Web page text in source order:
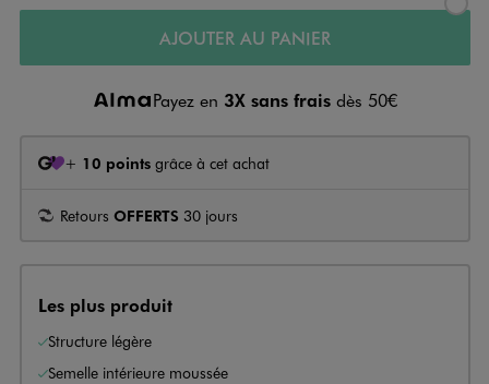
AJOUTER AU PANIER
Payez en 3X sans frais dès 50€
+ 10 points grâce à cet achat
Retours OFFERTS 30 jours
Les plus produit
Structure légère
Semelle intérieure moussée